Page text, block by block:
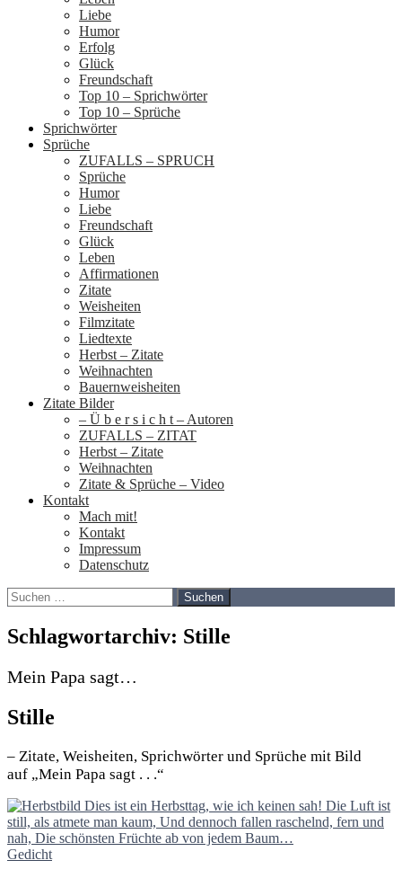
Liebe
Humor
Erfolg
Glück
Freundschaft
Top 10 – Sprichwörter
Top 10 – Sprüche
Sprichwörter
Sprüche
ZUFALLS – SPRUCH
Sprüche
Humor
Liebe
Freundschaft
Glück
Leben
Affirmationen
Zitate
Weisheiten
Filmzitate
Liedtexte
Herbst – Zitate
Weihnachten
Bauernweisheiten
Zitate Bilder
– Ü b e r s i c h t – Autoren
ZUFALLS – ZITAT
Herbst – Zitate
Weihnachten
Zitate & Sprüche – Video
Kontakt
Mach mit!
Kontakt
Impressum
Datenschutz
Suchen
nach:
Schlagwortarchiv: Stille
Mein Papa sagt…
Stille
– Zitate, Weisheiten, Sprichwörter und Sprüche mit Bild
auf „Mein Papa sagt . . .“
Gedicht